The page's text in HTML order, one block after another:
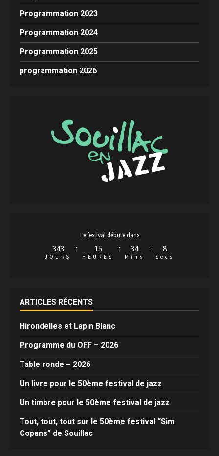
Programmation 2023
Programmation 2024
Programmation 2025
programmation 2026
Le festival débute dans
343
JOURS
: 15
HEURES
: 34
Mins
: 8
Secs
ARTICLES RÉCENTS
Hirondelles et Lapin Blanc
Programme du OFF – 2026
Table ronde – 2026
Un livre pour le 50ème festival de jazz
Un timbre pour le 50ème festival de jazz
Tout, tout, tout sur le 50ème festival “Sim
Copans” de Souillac